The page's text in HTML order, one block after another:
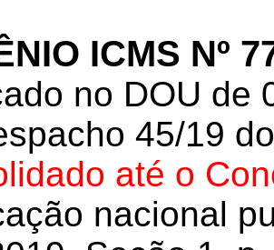
ICMS Nº
no DOU de
45/19
até o
nacional